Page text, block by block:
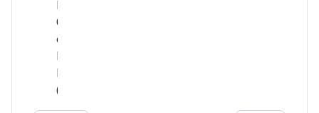
Lorenzino
Cremonini
e
Piero
Ruggeri
(1992)